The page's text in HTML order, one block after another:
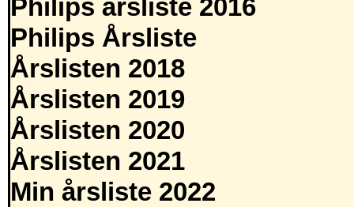
Philips årsliste 2016
Philips Årsliste
Årslisten 2018
Årslisten 2019
Årslisten 2020
Årslisten 2021
Min årsliste 2022